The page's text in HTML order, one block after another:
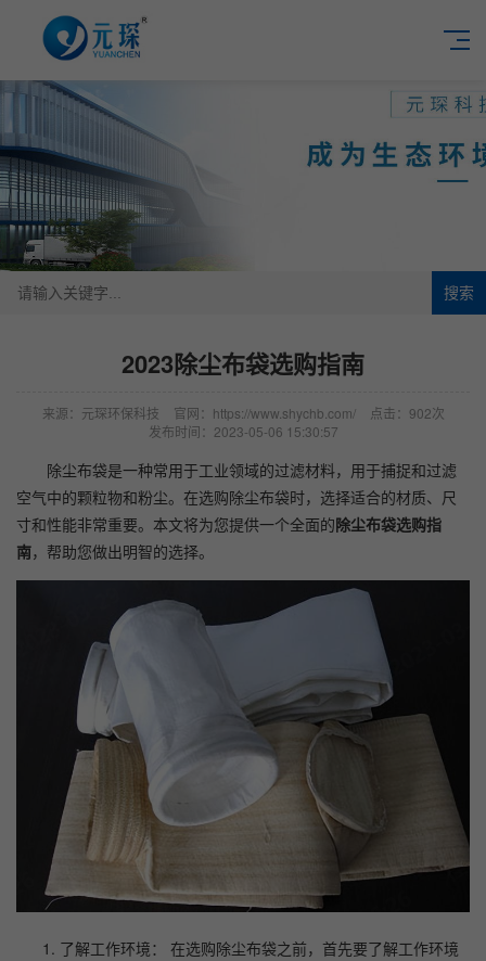
搜索
2023除尘布袋选购指南
来源：元琛环保科技 官网：https://www.shychb.com/
点击：902次
发布时间：2023-05-06 15:30:57
除尘布袋是一种常用于工业领域的过滤材料，用于捕捉和过滤
空气中的颗粒物和粉尘。在选购除尘布袋时，选择适合的材质、尺
寸和性能非常重要。本文将为您提供一个全面的除尘布袋选购指
南，帮助您做出明智的选择。
了解工作环境： 在选购除尘布袋之前，首先要了解工作环境